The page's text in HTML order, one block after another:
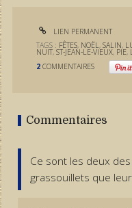
LIEN PERMANENT
TAGS : FÊTES, NOËL ,SALIN,
NUIT,ST-JEAN-LE-VIEUX, PIE,
2 COMMENTAIRES
Commentaires
Ce sont les deux
grassouillets que